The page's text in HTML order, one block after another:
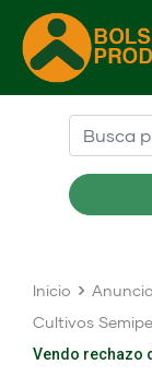
Inicio
Cultivos
Vendo rechazo